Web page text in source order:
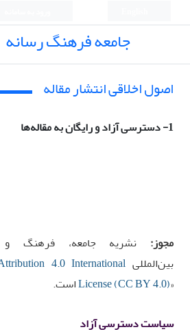
جامعه فرهنگ رسانه
اصول اخلاقی انتشار مقاله
1- دسترسی آزاد و رایگان به مقاله‌ها
مجوز: نشریهجامعه، فرهنگ و
بین‌المللی 4.0 International
License (CC BY 4.0)» است.
سیاست دسترسی آزاد